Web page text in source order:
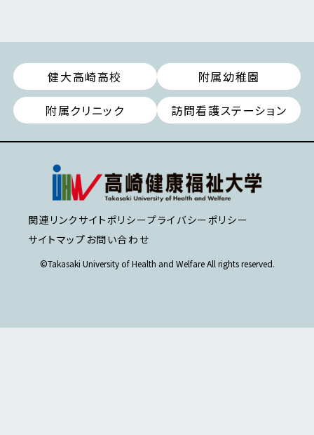
健大高崎高校
附属幼稚園
附属クリニック
訪問看護ステーション
関連リンク サイトポリシープライバシーポリシー
サイトマップ お問い合わせ
©Takasaki University of Health and Welfare All rights reserved.